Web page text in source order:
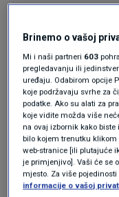
godine na kojem
rekao i da "NDH
tvorevina, nego i
za samostalnom
"Nakon što sam
Artukovića,
zagrebačkog
momenta pa sve
Brinemo o vašoj
Mi i naši partneri 603
pregledavanju ili
uređaju. Odabirom opcije
koje podržavaju svrhe za
podatke. Ako su alati za
koje vidite možda više
na ovaj izbornik kako
bilo kojem trenutku klikom
web-stranice [ili plutajuće
je primjenjivo]. Vaši će se
mjesto. Za više
informacije o vašoj